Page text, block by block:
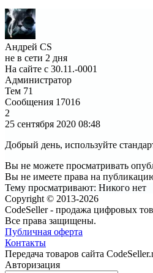
Андрей CS
не в сети 2 дня
На сайте с 30.11.-0001
Администратор
Тем 71
Сообщения 17016
2
25 сентября 2020 08:48
Добрый день, используйте
Вы не можете просматривать
Вы не имеете права на
Тему просматривают: Никого нет
Copyright © 2013-2026
CodeSeller - продажа цифровых
Все права защищены.
Публичная оферта
Контакты
Передача товаров сайта
Авторизация